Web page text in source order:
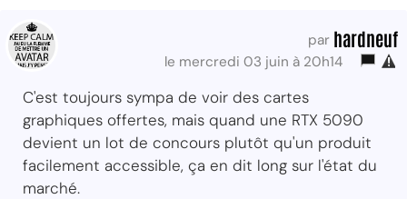
par hardneuf
le mercredi 03 juin à 20h14
C'est toujours sympa de voir des cartes
graphiques offertes, mais quand une RTX 5090
devient un lot de concours plutôt qu'un produit
facilement accessible, ça en dit long sur l'état du
marché.